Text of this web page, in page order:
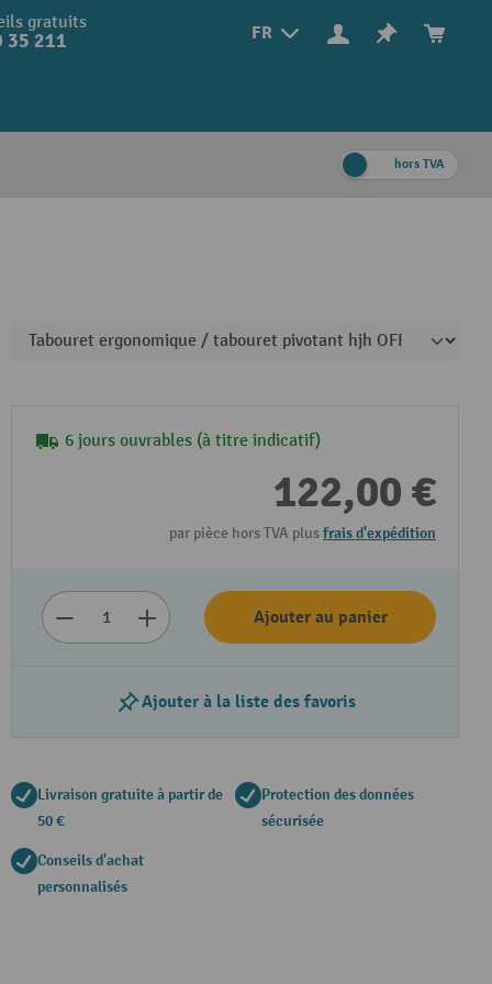
FR
gratuits
35 211
hors TVA
6 jours ouvrables (à titre indicatif)
122,00 €
par pièce hors TVA plusfrais d'expédition
Ajouter au panier
Ajouter à la liste des favoris
Livraison gratuite à partir de
50 €
Protection des données
sécurisée
Conseils d'achat
personnalisés